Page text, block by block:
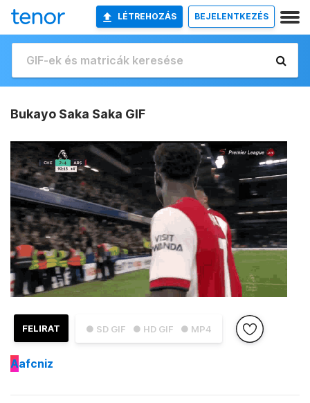
LÉTREHOZÁS BEJELENTKEZÉS
Bukayo Saka Saka GIF
● SD GIF ● HD GIF ● MP4
FELIRAT
Aafcniz